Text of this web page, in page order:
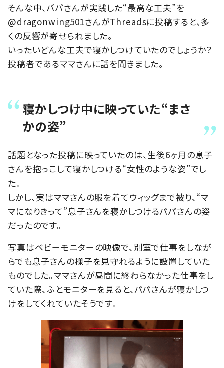
そんな中、パパさんが実践した“最高な工夫”を
@dragonwing501さんがThreadsに投稿すると、多
くの反響が寄せられました。
いったいどんな工夫で寝かしつけていたのでしょうか？
投稿者であるママさんに話を聞きました。
寝かしつけ中に映っていた“まさ
かの姿”
話題となった投稿に映っていたのは、生後6ヶ月の息子
さんを抱っこして寝かしつける“女性のような姿”でし
た。
しかし、実はママさんの服を着てウィッグまで被り、“マ
マになりきって”息子さんを寝かしつけるパパさんの姿
だったのです。
写真はベビーモニターの映像で、別室で仕事をしなが
らでも息子さんの様子を見守れるように設置していた
ものでした。ママさんが昼間に終わらなかった仕事をし
ていた際、ふとモニターを見ると、パパさんが寝かしつ
けをしてくれていたそうです。